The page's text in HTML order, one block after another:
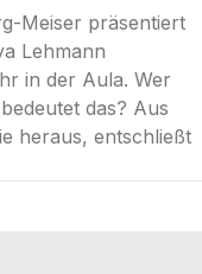
Mei­­ser prä­sen­tiert
Leh­mann
in der Aula. Wer
das? Aus
her­aus, entschließt